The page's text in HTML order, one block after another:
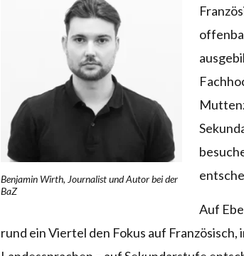
Benjamin Wirth, Journalist und Autor bei der
BaZ
Auf
rund ein Viertel den Fokus auf